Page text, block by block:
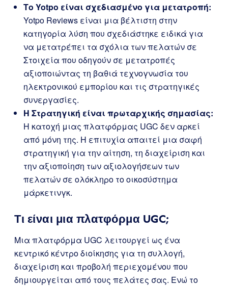
Το Yotpo είναι σχεδιασμένο για μετατροπή:
Yotpo Reviews είναι μια βέλτιστη στην
κατηγορία λύση που σχεδιάστηκε ειδικά για
να μετατρέπει τα σχόλια των πελατών σε
Στοιχεία που οδηγούν σε μετατροπές
αξιοποιώντας τη βαθιά τεχνογνωσία του
ηλεκτρονικού εμπορίου και τις στρατηγικές
συνεργασίες.
Η Στρατηγική είναι πρωταρχικής σημασίας:
Η κατοχή μιας πλατφόρμας UGC δεν αρκεί
από μόνη της. Η επιτυχία απαιτεί μια σαφή
στρατηγική για την αίτηση, τη διαχείριση και
την αξιοποίηση των αξιολογήσεων των
πελατών σε ολόκληρο το οικοσύστημα
μάρκετινγκ.
Τι είναι μια πλατφόρμα UGC;
Μια πλατφόρμα UGC λειτουργεί ως ένα
κεντρικό κέντρο διοίκησης για τη συλλογή,
διαχείριση και προβολή περιεχομένου που
δημιουργείται από τους πελάτες σας. Ενώ το